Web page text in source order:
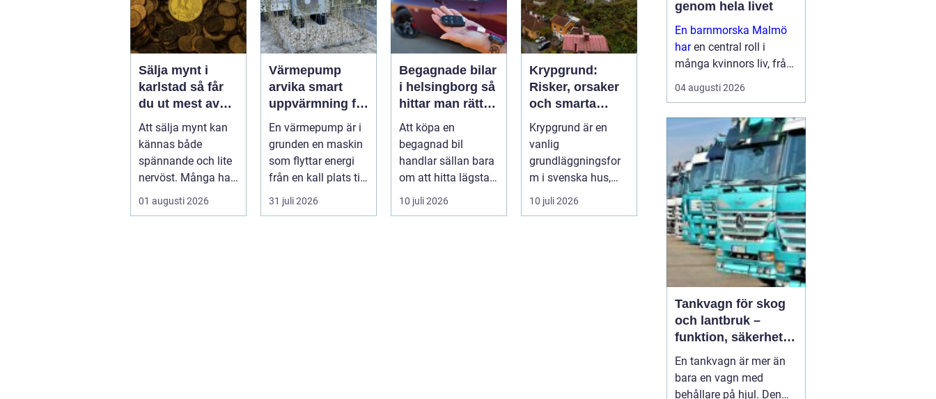
Sälja mynt i
karlstad så får
du ut mest av
dina samlingar
Att sälja mynt kan
kännas både
spännande och lite
nervöst. Många har
ärvt mynt, hittat
gamla burkar ...
01 augusti 2026
Värmepump
arvika smart
uppvärmning för
värmländskt
klimat
En värmepump är i
grunden en maskin
som flyttar energi
från en kall plats till
en varm. Den
använder...
31 juli 2026
Begagnade bilar
i helsingborg så
hittar man rätt
bil till rätt pris
Att köpa en
begagnad bil
handlar sällan bara
om att hitta lägsta
pris. För många i
och runt Helsingb...
10 juli 2026
Krypgrund:
Risker, orsaker
och smarta
lösningar
Krypgrund är en
vanlig
grundläggningsfor
m i svenska hus,
men också en av de
mest uts...
10 juli 2026
genom hela livet
En barnmorska Malmö
haren central roll i
många kvinnors liv, från
preventivmedelsrådgivni
förlossningsförberedelse
och tiden efter att barnet
är fött. För må...
04 augusti 2026
Tankvagn för skog
och lantbruk –
funktion, säkerhet
och smarta val
En tankvagn är mer än
bara en vagn med
behållare på hjul. Den